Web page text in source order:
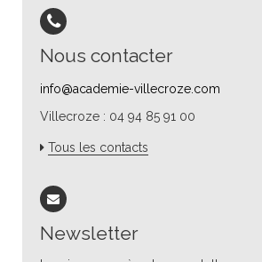
Nous contacter
info@academie-villecroze.com
Villecroze : 04 94 85 91 00
Tous les contacts
Newsletter